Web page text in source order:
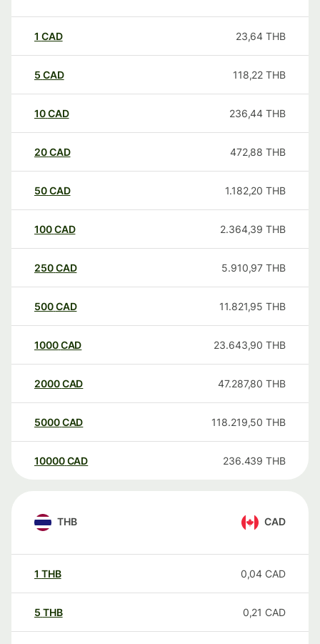
1 CAD 23,64 THB
5 CAD 118,22 THB
10CAD 236,44 THB
20CAD 472,88 THB
50CAD 1.182,20 THB
100CAD 2.364,39 THB
250CAD 5.910,97 THB
500CAD 11.821,95 THB
1000CAD 23.643,90 THB
2000CAD 47.287,80 THB
5000CAD 118.219,50 THB
10000 CAD 236.439 THB
THB CAD
1 THB 0,04 CAD
5 THB 0,21 CAD